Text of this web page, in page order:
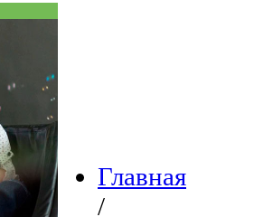
Главная
/